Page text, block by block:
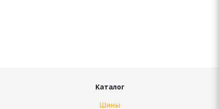
Каталог
Шины